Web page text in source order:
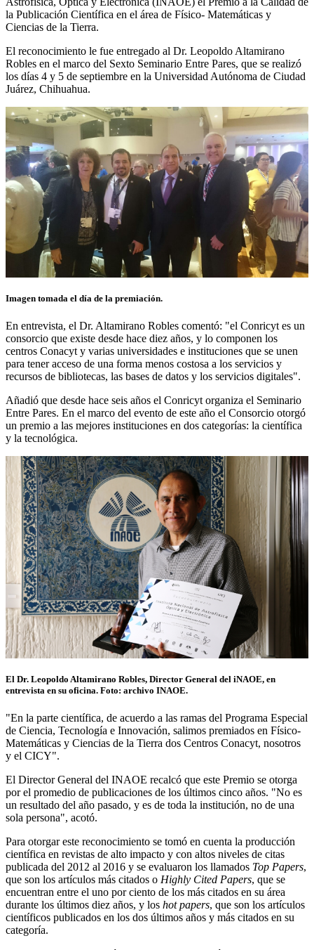
la Publicación Científica en el área de Físico- Matemáticas y
Ciencias de la Tierra.
El reconocimiento le fue entregado al Dr. Leopoldo Altamirano
Robles en el marco del Sexto Seminario Entre Pares, que se realizó
los días 4 y 5 de septiembre en la Universidad Autónoma de Ciudad
Juárez, Chihuahua.
Imagen tomada el día de la premiación.
En entrevista, el Dr. Altamirano Robles comentó: "el Conricyt es un
consorcio que existe desde hace diez años, y lo componen los
centros Conacyt y varias universidades e instituciones que se unen
para tener acceso de una forma menos costosa a los servicios y
recursos de bibliotecas, las bases de datos y los servicios digitales".
Añadió que desde hace seis años el Conricyt organiza el Seminario
Entre Pares. En el marco del evento de este año el Consorcio otorgó
un premio a las mejores instituciones en dos categorías: la científica
y la tecnológica.
El Dr. Leopoldo Altamirano Robles, Director General del iNAOE, en
entrevista en su oficina. Foto: archivo INAOE.
"En la parte científica, de acuerdo a las ramas del Programa Especial
de Ciencia, Tecnología e Innovación, salimos premiados en Físico-
Matemáticas y Ciencias de la Tierra dos Centros Conacyt, nosotros
y el CICY".
El Director General del INAOE recalcó que este Premio se otorga
por el promedio de publicaciones de los últimos cinco años. "No es
un resultado del año pasado, y es de toda la institución, no de una
sola persona", acotó.
Para otorgar este reconocimiento se tomó en cuenta la producción
científica en revistas de alto impacto y con altos niveles de citas
publicada del 2012 al 2016 y se evaluaron los llamados Top Papers,
que son los artículos más citados o Highly Cited Papers, que se
encuentran entre el uno por ciento de los más citados en su área
durante los últimos diez años, y los hot papers, que son los artículos
científicos publicados en los dos últimos años y más citados en su
categoría.